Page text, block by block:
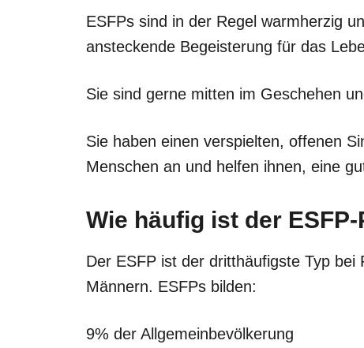
ESFPs sind in der Regel warmherzig
ansteckende Begeisterung für das
Sie sind gerne mitten im Geschehen
Sie haben einen verspielten, offenen
Menschen an und helfen ihnen, eine
Wie häufig ist der
Der ESFP ist der dritthäufigste Typ
Männern. ESFPs bilden:
9% der Allgemeinbevölkerung